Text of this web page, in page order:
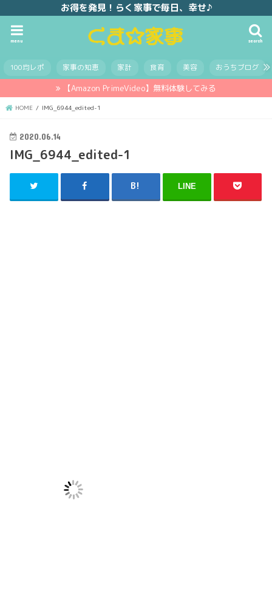
お得を発見！らく家事で毎日、幸せ♪
search
menu
100均レポ 家事の知恵 家計 食育 美容 おうちブログ
【Amazon PrimeVideo】無料体験してみる
HOME IMG_6944_edited-1
2020.06.14
IMG_6944_edited-1
LINE